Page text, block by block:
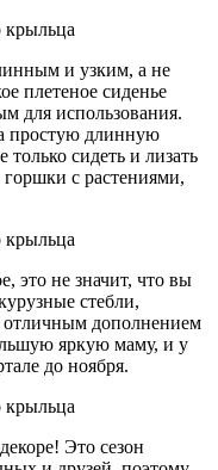
и узким, а не
плетеное сиденье
для использования.
простую длинную
сидеть и лизать
с растениями,
это не значит, что вы
стебли,
дополнением
яркую маму, и у
до ноября.
Это сезон